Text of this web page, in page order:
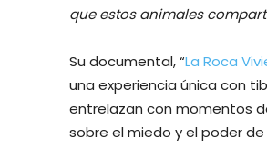
que estos animales
Su documental, “La Roca
una experiencia única con
entrelazan con momentos
sobre el miedo y el poder